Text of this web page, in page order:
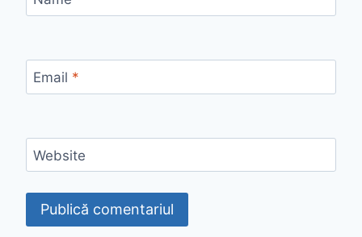
Email *
Website